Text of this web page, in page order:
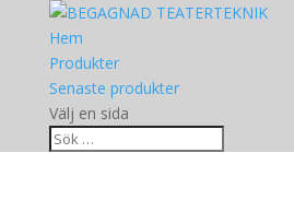
Hem
Produkter
Senaste produkter
Välj en sida